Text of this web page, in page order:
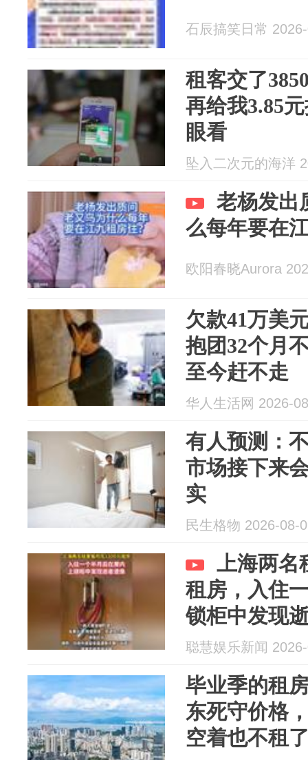
石辰搞笑日常
租客交了
再给我3.85
眼看
坠入二次元的海洋
老杨发出
么每年要在
欧阳春晓Aurora
欠款41万美
抱团32个月
至今赶不走
华人生活网 2026-
有人预测：
市场接下来
实
民生格物 2026-08-
上海两名
租房，入住
锁柜中发现
聪慧娱乐新闻
毕业季的租
东死守价格
空着也不租